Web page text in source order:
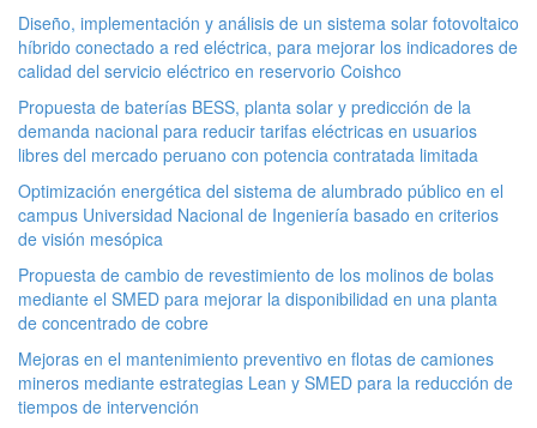
Diseño, implementación y análisis de un sistema solar fotovoltaico
híbrido conectado a red eléctrica, para mejorar los indicadores de
calidad del servicio eléctrico en reservorio Coishco
Propuesta de baterías BESS, planta solar y predicción de la
demanda nacional para reducir tarifas eléctricas en usuarios
libres del mercado peruano con potencia contratada limitada
Optimización energética del sistema de alumbrado público en el
campus Universidad Nacional de Ingeniería basado en criterios
de visión mesópica
Propuesta de cambio de revestimiento de los molinos de bolas
mediante el SMED para mejorar la disponibilidad en una planta
de concentrado de cobre
Mejoras en el mantenimiento preventivo en flotas de camiones
mineros mediante estrategias Lean y SMED para la reducción de
tiempos de intervención